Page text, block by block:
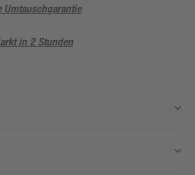
Umtauschgarantie
in 2 Stunden